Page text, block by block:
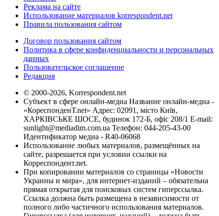
Реклама на сайте
Использование материалов korrespondent.net
Правила пользования сайтом
Договор пользования сайтом
Политика в сфере конфиденциальности и персональных
данных
Пользовательское соглашение
Редакция
© 2000-2026, Korrespondent.net
Субъект в сфере онлайн-медиа Название онлайн-медиа -
«КореспонденТ.net» Адрес: 02091, місто Київ,
ХАРКІВСЬКЕ ШОСЕ, будинок 172-Б, офіс 208/1 E-mail:
sunlight@mediadim.com.ua Телефон: 044-205-43-00
Идентификатор медиа - R40-06068
Использование любых материалов, размещённых на
сайте, разрешается при условии ссылки на
Корреспондент.net.
При копировании материалов со страницы «Новости
Украины и мира», для интернет-изданий – обязательна
прямая открытая для поисковых систем гиперссылка.
Ссылка должна быть размещена в независимости от
полного либо частичного использования материалов.